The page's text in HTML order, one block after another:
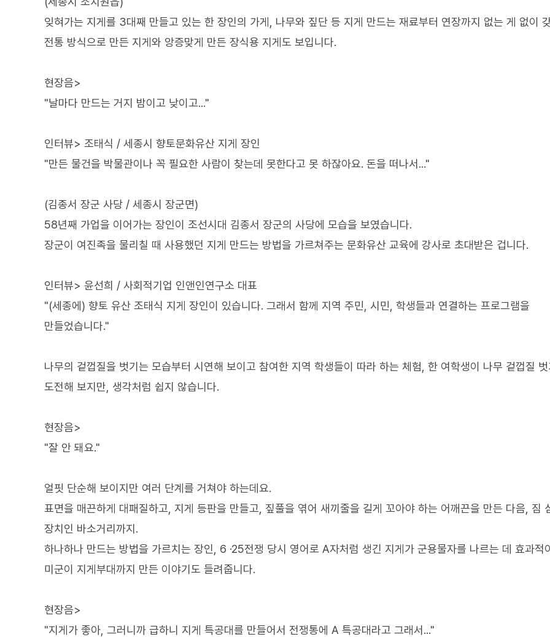
잊혀가는 지게를 3대째 만들고 있는 한 장인의 가게, 나무와 짚단 등 지게 만드는 재료부터 연장까지 없는 게 없이
전통 방식으로 만든 지게와 앙증맞게 만든 장식용 지게도 보입니다.
현장음>
"날마다 만드는 거지 밤이고 낮이고..."
인터뷰> 조태식 / 세종시 향토문화유산 지게 장인
"만든 물건을 박물관이나 꼭 필요한 사람이 찾는데 못한다고 못 하잖아요. 돈을 떠나서..."
(김종서 장군 사당 / 세종시 장군면)
58년째 가업을 이어가는 장인이 조선시대 김종서 장군의 사당에 모습을 보였습니다.
장군이 여진족을 물리칠 때 사용했던 지게 만드는 방법을 가르쳐주는 문화유산 교육에 강사로 초대받은 겁니다.
인터뷰> 윤선희 / 사회적기업 인앤인연구소 대표
"(세종에) 향토 유산 조태식 지게 장인이 있습니다. 그래서 함께 지역 주민, 시민, 학생들과 연결하는 프로그램을
만들었습니다."
나무의 겉껍질을 벗기는 모습부터 시연해 보이고 참여한 지역 학생들이 따라 하는 체험, 한 여학생이 나무 겉껍질
도전해 보지만, 생각처럼 쉽지 않습니다.
현장음>
"잘 안 돼요."
얼핏 단순해 보이지만 여러 단계를 거쳐야 하는데요.
표면을 매끈하게 대패질하고, 지게 등판을 만들고, 짚풀을 엮어 새끼줄을 길게 꼬아야 하는 어깨끈을 만든 다음, 짐
장치인 바소거리까지.
하나하나 만드는 방법을 가르치는 장인, 6 ·25전쟁 당시 영어로 A자처럼 생긴 지게가 군용물자를 나르는 데 효과적
미군이 지게부대까지 만든 이야기도 들려줍니다.
현장음>
"지게가 좋아, 그러니까 급하니 지게 특공대를 만들어서 전쟁통에 A 특공대라고 그래서..."